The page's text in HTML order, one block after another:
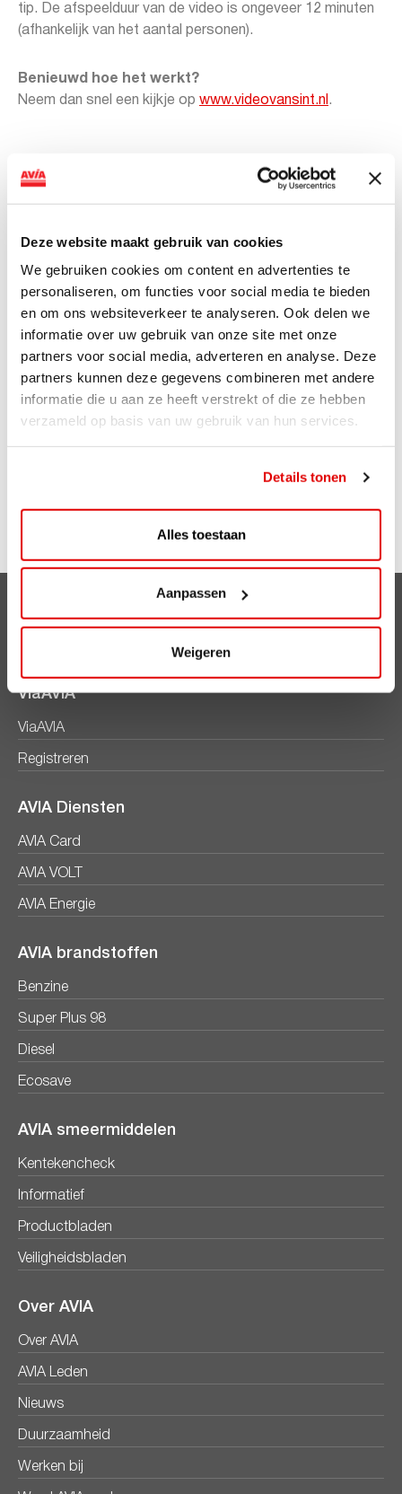
Deze website maakt gebruik van cookies
We gebruiken cookies om content en advertenties te
personaliseren, om functies voor social media te bieden
en om ons websiteverkeer te analyseren. Ook delen we
informatie over uw gebruik van onze site met onze
partners voor social media, adverteren en analyse. Deze
partners kunnen deze gegevens combineren met andere
informatie die u aan ze heeft verstrekt of die ze hebben
verzameld op basis van uw gebruik van hun services.
Details tonen
Alles toestaan
Aanpassen
Weigeren
tip. De afspeelduur van de video is ongeveer 12 minuten
(afhankelijk van het aantal personen).
Benieuwd hoe het werkt?
Neem dan snel een kijkje op www.videovansint.nl .
ViaAVIA
Met ViaAVIA ben je onderweg naar leuke extra’s. En je
mooie kortingen in onze webshop en de fysieke shops.
Je spaart eenvoudig met de ViaAVIA app of spaarkaart.
Sparen gaat ongemerkt snel want je spaart bij zowel
bemande als onbemande tankstations van AVIA. Voor
iedere liter krijg je 1 punt. Ook op je aankopen in de shop
ontvang je punten. Zo is iedere bestede euro 1 punt
waard. En op je verjaardag kun je rekenen op leuke
extra’s!
Viaavia.nl
ViaAVIA
ViaAVIA
Registreren
AVIA Diensten
AVIA Card
AVIA VOLT
AVIA Energie
AVIA brandstoffen
Benzine
Super Plus 98
Diesel
Ecosave
AVIA smeermiddelen
Kentekencheck
Informatief
Productbladen
Veiligheidsbladen
Over AVIA
Over AVIA
AVIA Leden
Nieuws
Duurzaamheid
Werken bij